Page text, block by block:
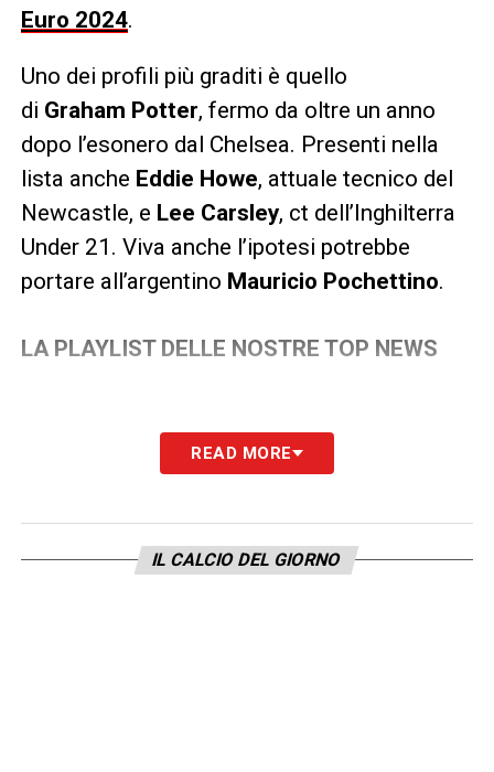
Euro 2024.
Uno dei profili più graditi è quello
di Graham Potter, fermo da oltre un anno
dopo l’esonero dal Chelsea. Presenti nella
lista anche Eddie Howe, attuale tecnico del
Newcastle, e Lee Carsley, ct dell’Inghilterra
Under 21. Viva anche l’ipotesi potrebbe
portare all’argentino Mauricio Pochettino.
LA PLAYLIST DELLE NOSTRE TOP NEWS
READ MORE
IL CALCIO DEL GIORNO